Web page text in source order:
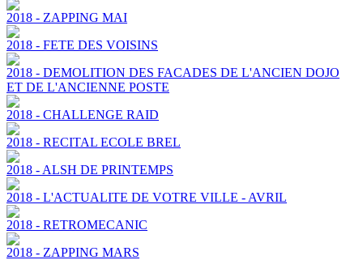
2018 - ZAPPING MAI
2018 - FETE DES VOISINS
2018 - DEMOLITION DES FACADES DE L'ANCIEN DOJO
ET DE L'ANCIENNE POSTE
2018 - CHALLENGE RAID
2018 - RECITAL ECOLE BREL
2018 - ALSH DE PRINTEMPS
2018 - L'ACTUALITE DE VOTRE VILLE - AVRIL
2018 - RETROMECANIC
2018 - ZAPPING MARS